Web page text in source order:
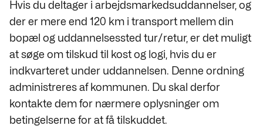
Hvis du deltager i arbejdsmarkedsuddannelser, og
der er mere end 120 km i transport mellem din
bopæl og uddannelsessted tur/retur, er det muligt
at søge om tilskud til kost og logi, hvis du er
indkvarteret under uddannelsen. Denne ordning
administreres af kommunen. Du skal derfor
kontakte dem for nærmere oplysninger om
betingelserne for at få tilskuddet.